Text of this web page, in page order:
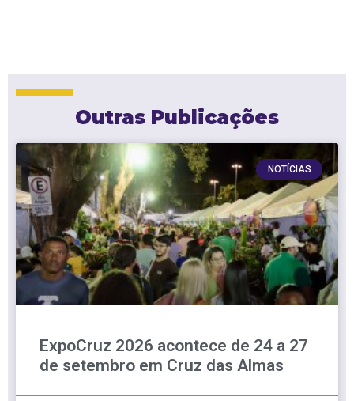
Outras Publicações
NOTÍCIAS
ExpoCruz 2026 acontece de 24 a 27
de setembro em Cruz das Almas